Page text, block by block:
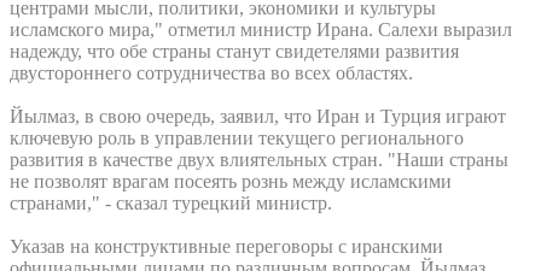
центрами мысли, политики, экономики и культуры
исламского мира," отметил министр Ирана. Салехи выразил
надежду, что обе страны станут свидетелями развития
двустороннего сотрудничества во всех областях.
Йылмаз, в свою очередь, заявил, что Иран и Турция играют
ключевую роль в управлении текущего регионального
развития в качестве двух влиятельных стран. "Наши страны
не позволят врагам посеять рознь между исламскими
странами," - сказал турецкий министр.
Указав на конструктивные переговоры с иранскими